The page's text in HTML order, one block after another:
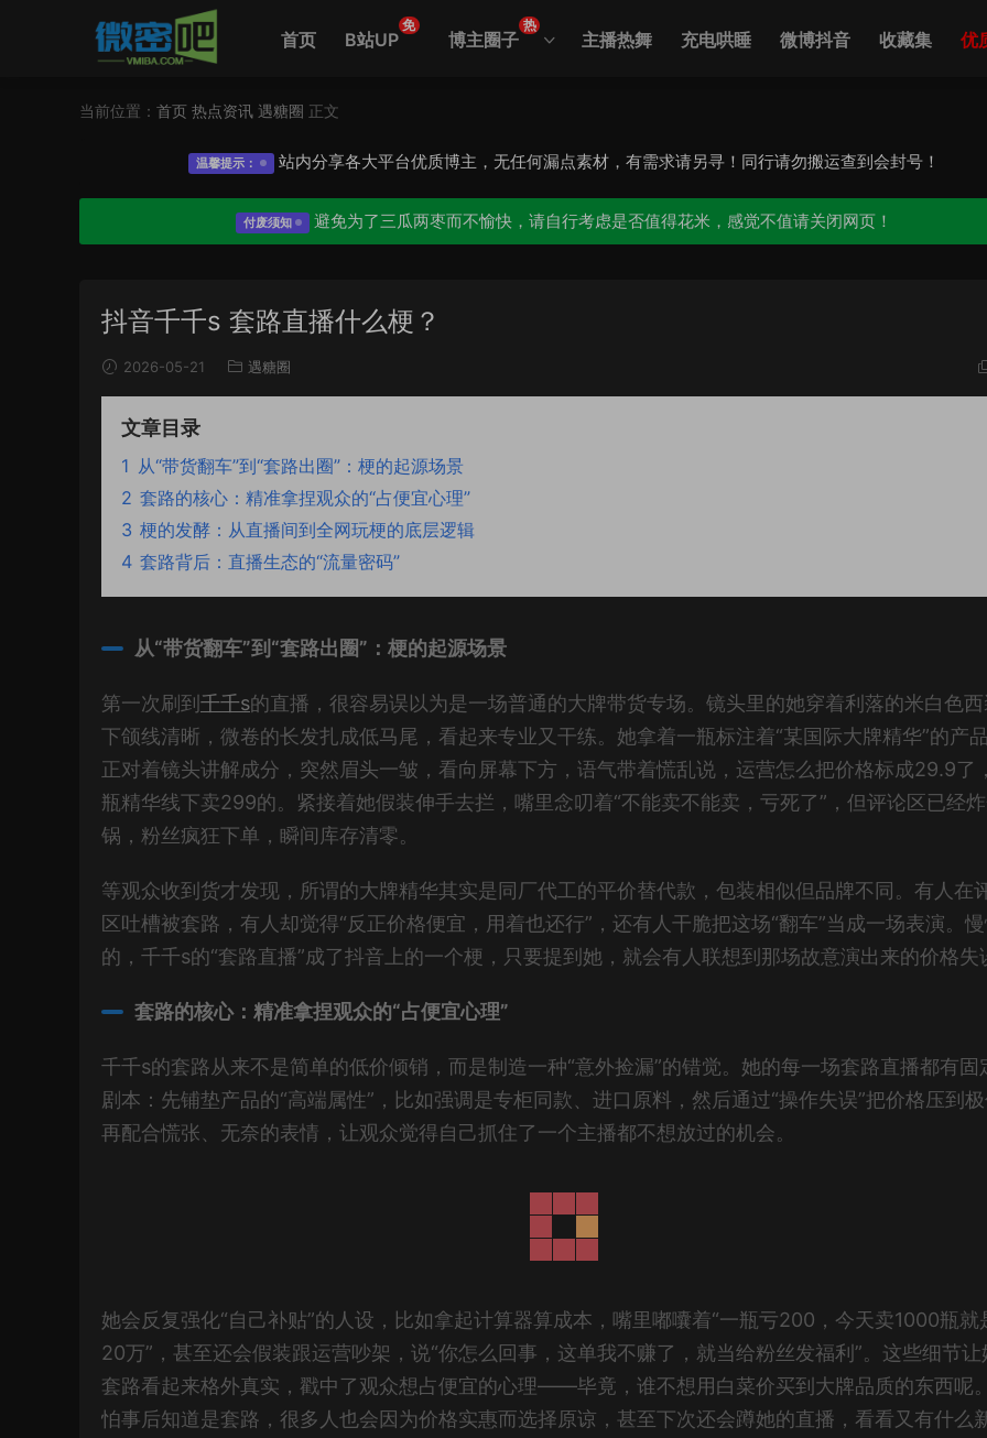
首页 B站UP
免
博主圈子
热
主播热舞 充电哄睡 微博抖音 收藏集 优
当前位置： 首页 热点资讯 遇糖圈 正文
温馨提示： 站内分享各大平台优质博主，无任何漏点素材，有需求请另寻！同行请勿搬运查到会封号！
付废须知 避免为了三瓜两枣而不愉快，请自行考虑是否值得花米，感觉不值请关闭网页！
抖音千千s 套路直播什么梗？
2026-05-21 遇糖圈
文章目录
1 从“带货翻车”到“套路出圈”：梗的起源场景
2 套路的核心：精准拿捏观众的“占便宜心理”
3 梗的发酵：从直播间到全网玩梗的底层逻辑
4 套路背后：直播生态的“流量密码”
从“带货翻车”到“套路出圈”：梗的起源场景
第一次刷到 千千s的直播，很容易误以为是一场普通的大牌带货专场。镜头里的她穿着利落的米白色西
下颌线清晰，微卷的长发扎成低马尾，看起来专业又干练。她拿着一瓶标注着“某国际大牌精华”的产品
正对着镜头讲解成分，突然眉头一皱，看向屏幕下方，语气带着慌乱说，运营怎么把价格标成29.9了
瓶精华线下卖299的。紧接着她假装伸手去拦，嘴里念叨着“不能卖不能卖，亏死了”，但评论区已经
锅，粉丝疯狂下单，瞬间库存清零。
等观众收到货才发现，所谓的大牌精华其实是同厂代工的平价替代款，包装相似但品牌不同。有人在
区吐槽被套路，有人却觉得“反正价格便宜，用着也还行”，还有人干脆把这场“翻车”当成一场表演。慢
的，千千s的“套路直播”成了抖音上的一个梗，只要提到她，就会有人联想到那场故意演出来的价格失
套路的核心：精准拿捏观众的“占便宜心理”
千千s的套路从来不是简单的低价倾销，而是制造一种“意外捡漏”的错觉。她的每一场套路直播都有固
剧本：先铺垫产品的“高端属性”，比如强调是专柜同款、进口原料，然后通过“操作失误”把价格压到极
再配合慌张、无奈的表情，让观众觉得自己抓住了一个主播都不想放过的机会。
她会反复强化“自己补贴”的人设，比如拿起计算器算成本，嘴里嘟囔着“一瓶亏200，今天卖1000瓶就
20万”，甚至还会假装跟运营吵架，说“你怎么回事，这单我不赚了，就当给粉丝发福利”。这些细节让
套路看起来格外真实，戳中了观众想占便宜的心理——毕竟，谁不想用白菜价买到大牌品质的东西呢
怕事后知道是套路，很多人也会因为价格实惠而选择原谅，甚至下次还会蹲她的直播，看看又有什么